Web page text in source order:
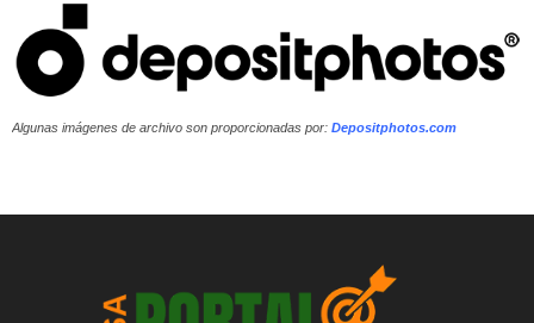
Algunas imágenes de archivo son proporcionadas por: Depositphotos.com